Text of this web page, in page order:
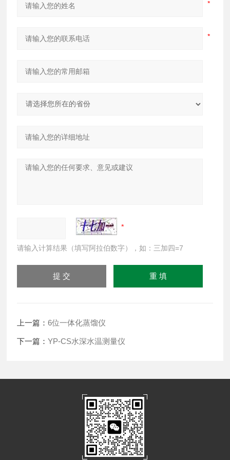
请输入计算结果（填写阿拉伯数字），如：三加四=7
上一篇：6位一体化蒸馏仪
下一篇：YP-CS水深水温测量仪